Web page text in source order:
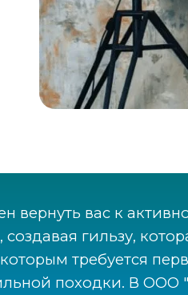
вернуть вас к
гильзу,
требуется
походки. В ООО